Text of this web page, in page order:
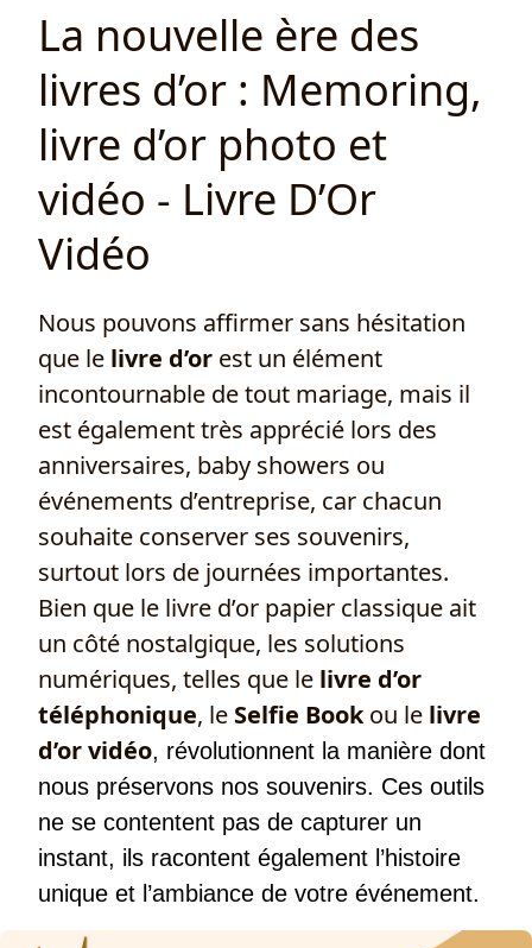
La nouvelle ère des
livres d’or : Memoring,
livre d’or photo et
vidéo - Livre D’Or
Vidéo
Nous pouvons affirmer sans hésitation
que le livre d’or est un élément
incontournable de tout mariage, mais il
est également très apprécié lors des
anniversaires, baby showers ou
événements d’entreprise, car chacun
souhaite conserver ses souvenirs,
surtout lors de journées importantes.
Bien que le livre d’or papier classique ait
un côté nostalgique, les solutions
numériques, telles que le livre d’or
téléphonique, le Selfie Bookou le livre
d’or vidéo, révolutionnent la manière dont
nous préservons nos souvenirs. Ces outils
ne se contentent pas de capturer un
instant, ils racontent également l’histoire
unique et l’ambiance de votre événement.